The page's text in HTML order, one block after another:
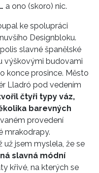
a ono (skoro) nic.
ke spolupráci
Designbloku.
slavné španělské
výškovými budovami
konce prosince. Město
Lladró pod vedením
čtyři typy váz,
barevných
provedení
mrakodrapy.
už jsem myslela, že se
slavná módní
křivé, na kterých se